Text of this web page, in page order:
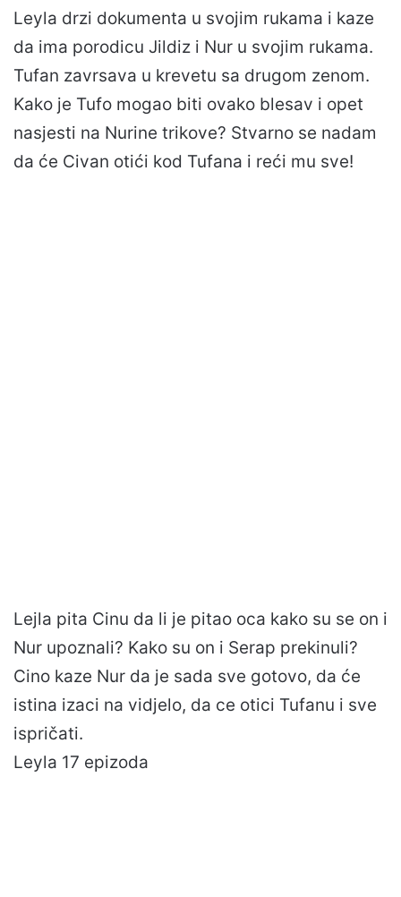
Leyla drzi dokumenta u svojim rukama i kaze
da ima porodicu Jildiz i Nur u svojim rukama.
Tufan zavrsava u krevetu sa drugom zenom.
Kako je Tufo mogao biti ovako blesav i opet
nasjesti na Nurine trikove? Stvarno se nadam
da će Civan otići kod Tufana i reći mu sve!
Lejla pita Cinu da li je pitao oca kako su se on i
Nur upoznali? Kako su on i Serap prekinuli?
Cino kaze Nur da je sada sve gotovo, da će
istina izaci na vidjelo, da ce otici Tufanu i sve
ispričati.
Leyla 17 epizoda